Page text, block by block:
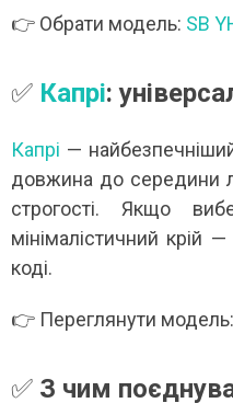
👉 Обрати модель: SB
✅ Капрі:
Капрі —
довжина до середини
строгості. Якщо
мінімалістичний крій
коді.
👉 Переглянути модель:
✅ З чим